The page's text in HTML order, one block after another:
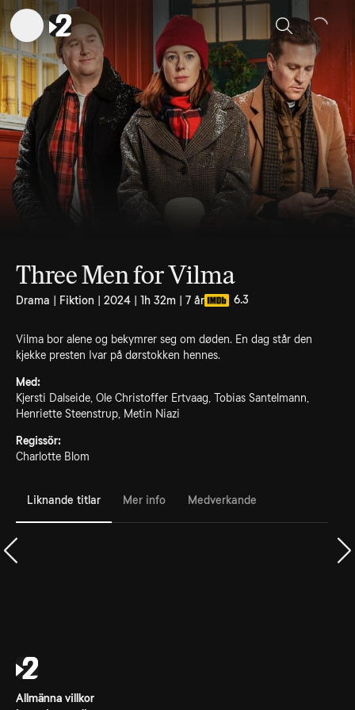
Sök
Three Men for Vilma
Drama | Fiktion | 2024 | 1h 32m | 7 år 6.3
Vilma bor alene og bekymrer seg om døden. En dag står den
kjekke presten Ivar på dørstokken hennes.
Med:
Kjersti Dalseide, Ole Christoffer Ertvaag, Tobias Santelmann,
Henriette Steenstrup, Metin Niazi
Regissör:
Charlotte Blom
Liknande titlar Mer info Medverkande
Allmänna villkor